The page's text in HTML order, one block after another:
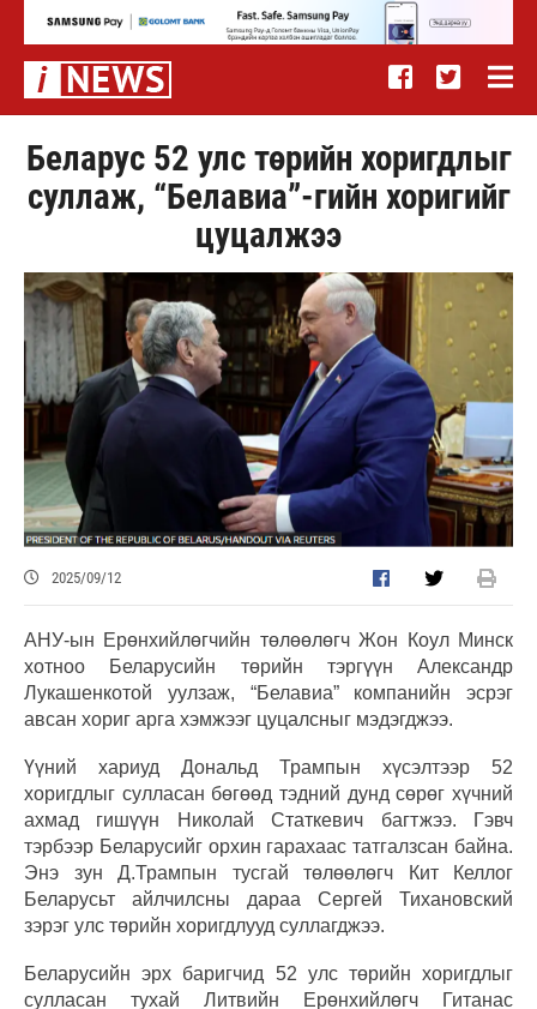
Беларус 52 улс төрийн хоригдлыг
суллаж, “Белавиа”-гийн хоригийг
цуцалжээ
2025/09/12
АНУ-ын Ерөнхийлөгчийн төлөөлөгч Жон Коул Минск
хотноо Беларусийн төрийн тэргүүн Александр
Лукашенкотой уулзаж, “Белавиа” компанийн эсрэг
авсан хориг арга хэмжээг цуцалсныг мэдэгджээ.
Үүний хариуд Дональд Трампын хүсэлтээр 52
хоригдлыг сулласан бөгөөд тэдний дунд сөрөг хүчний
ахмад гишүүн Николай Статкевич багтжээ. Гэвч
тэрбээр Беларусийг орхин гарахаас татгалзсан байна.
Энэ зун Д.Трампын тусгай төлөөлөгч Кит Келлог
Беларусьт айлчилсны дараа Сергей Тихановский
зэрэг улс төрийн хоригдлууд суллагджээ.
Беларусийн эрх баригчид 52 улс төрийн хоригдлыг
сулласан тухай Литвийн Ерөнхийлөгч Гитанас